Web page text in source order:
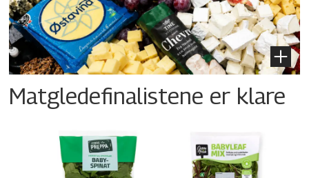
Matgledefinalistene er klare